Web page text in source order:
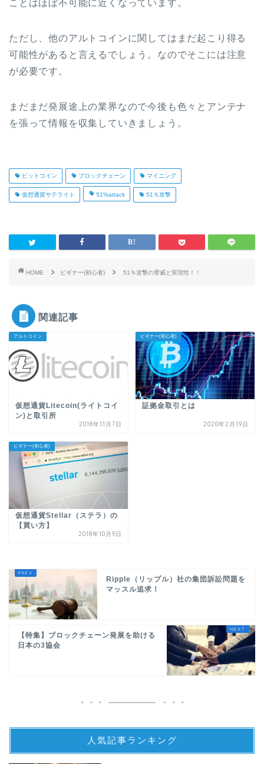
ことはほぼ不可能に近くなっています。
ただし、他のアルトコインに関してはまだ起こり得る
可能性があると言えるでしょう。なのでそこには注意
が必要です。
まだまだ発展途上の業界なので今後も色々とアンテナ
を張って情報を収集していきましょう。
ビットコイン ブロックチェーン マイニング
仮想通貨サテライト 51%attack 51％攻撃
HOME ビギナー(初心者) 51％攻撃の脅威と実現性！！
関連記事
アルトコイン
仮想通貨Litecoin(ライトコイ
ン)と取引所
2018年11月7日
ビギナー(初心者)
証拠金取引とは
2020年2月19日
ビギナー(初心者)
仮想通貨Stellar（ステラ）の
【買い方】
2018年10月9日
Ripple（リップル）社の集団訴訟問題を
マッスル追求！
【特集】ブロックチェーン発展を助ける
日本の3協会
人気記事ランキング